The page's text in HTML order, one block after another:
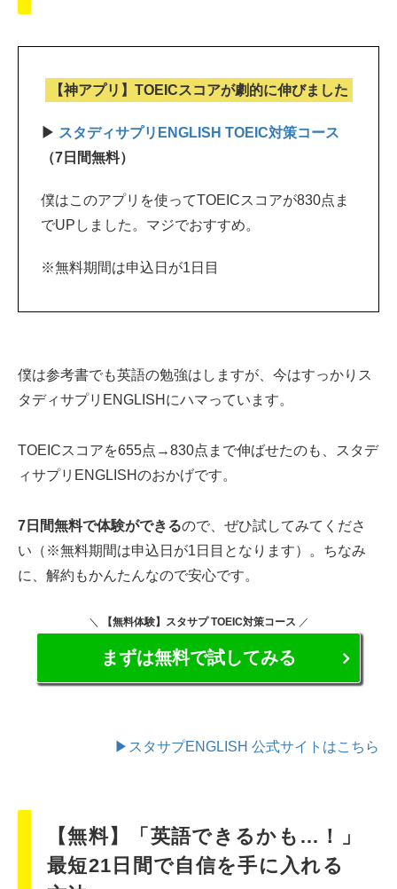
【神アプリ】TOEICスコアが劇的に伸びました
▶ スタディサプリENGLISH TOEIC対策コース
（7日間無料）
僕はこのアプリを使ってTOEICスコアが830点ま
でUPしました。マジでおすすめ。
※無料期間は申込日が1日目
僕は参考書でも英語の勉強はしますが、今はすっかりス
タディサプリENGLISHにハマっています。
TOEICスコアを655点→830点まで伸ばせたのも、スタデ
ィサプリENGLISHのおかげです。
7日間無料で体験ができるので、ぜひ試してみてくださ
い（※無料期間は申込日が1日目となります）。ちなみ
に、解約もかんたんなので安心です。
＼ 【無料体験】スタサプ TOEIC対策コース ／
まずは無料で試してみる
▶スタサプENGLISH 公式サイトはこちら
【無料】「英語できるかも…！」
最短21日間で自信を手に入れる